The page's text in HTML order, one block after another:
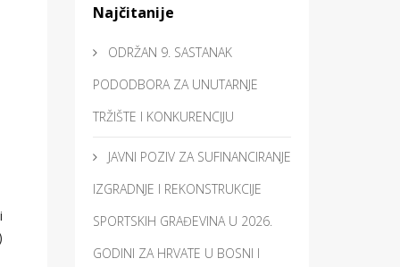
Najčitanije
ODRŽAN 9. SASTANAK
PODODBORA ZA UNUTARNJE
TRŽIŠTE I KONKURENCIJU
JAVNI POZIV ZA SUFINANCIRANJE
IZGRADNJE I REKONSTRUKCIJE
SPORTSKIH GRAĐEVINA U 2026.
GODINI ZA HRVATE U BOSNI I